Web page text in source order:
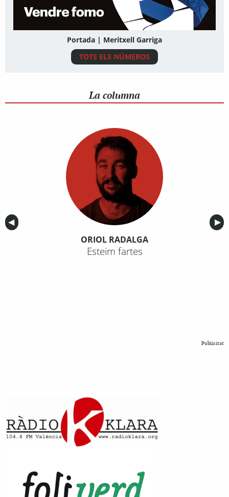
Portada | Meritxell Garriga
TOTS ELS NÚMEROS
La columna
Anterior
◀︎ ▶︎
ORIOL RADALGA
Esteim fartes
Publicitat